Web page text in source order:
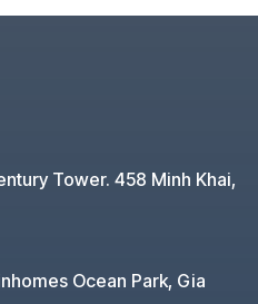
Tower. 458 Minh Khai,
Ocean Park, Gia